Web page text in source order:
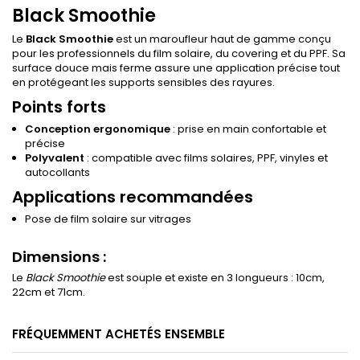
Black Smoothie
Le Black Smoothieest un maroufleur haut de gamme conçu
pour les professionnels du film solaire, du covering et du PPF. Sa
surface douce mais ferme assure une application précise tout
en protégeant les supports sensibles des rayures.
Points forts
Conception ergonomique : prise en main confortable et
précise
Polyvalent : compatible avec films solaires, PPF, vinyles et
autocollants
Applications recommandées
Pose de film solaire sur vitrages
Dimensions :
Le Black Smoothieest souple et existe en 3 longueurs : 10cm,
22cm et 71cm.
FRÉQUEMMENT ACHETÉS ENSEMBLE